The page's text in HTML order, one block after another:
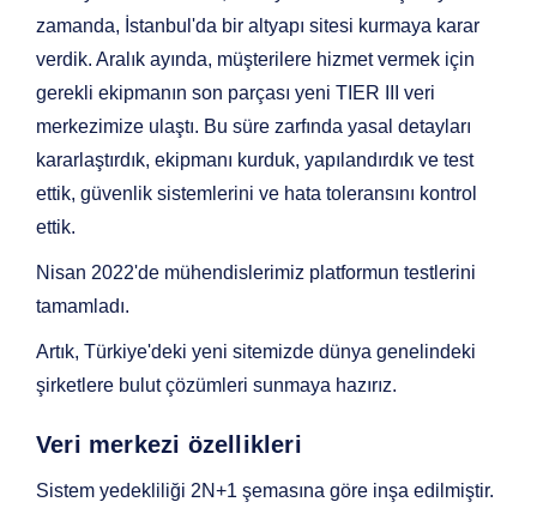
zamanda, İstanbul'da bir altyapı sitesi kurmaya karar
verdik. Aralık ayında, müşterilere hizmet vermek için
gerekli ekipmanın son parçası yeni TIER III veri
merkezimize ulaştı. Bu süre zarfında yasal detayları
kararlaştırdık, ekipmanı kurduk, yapılandırdık ve test
ettik, güvenlik sistemlerini ve hata toleransını kontrol
ettik.
Nisan 2022'de mühendislerimiz platformun testlerini
tamamladı.
Artık, Türkiye'deki yeni sitemizde dünya genelindeki
şirketlere bulut çözümleri sunmaya hazırız.
Veri merkezi özellikleri
Sistem yedekliliği 2N+1 şemasına göre inşa edilmiştir.